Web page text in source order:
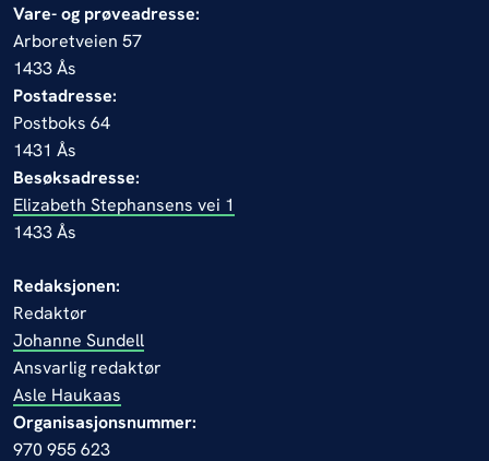
Vare- og prøveadresse:
Arboretveien 57
1433 Ås
Postadresse:
Postboks 64
1431 Ås
Besøksadresse:
Elizabeth Stephansens vei 1
1433 Ås
Redaksjonen:
Redaktør
Johanne Sundell
Ansvarlig redaktør
Asle Haukaas
Organisasjonsnummer:
970 955 623